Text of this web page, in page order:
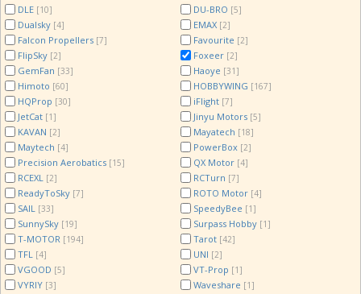
DLE [10] DU-BRO [5]
Dualsky [4] EMAX [2]
Falcon Propellers [7] Favourite [2]
FlipSky [2] Foxeer [2]
GemFan [33] Haoye [31]
Himoto [60] HOBBYWING [167]
HQProp [30] iFlight [7]
JetCat [1] Jinyu Motors [5]
KAVAN [2] Mayatech [18]
Maytech [4] PowerBox [2]
Precision Aerobatics [15] QX Motor [4]
RCEXL [2] RCTurn [7]
ReadyToSky [7] ROTO Motor [4]
SAIL [33] SpeedyBee [1]
SunnySky [19] Surpass Hobby [1]
T-MOTOR [194] Tarot [42]
TFL [4] UNI [2]
VGOOD [5] VT-Prop [1]
VYRIY [3] Waveshare [1]